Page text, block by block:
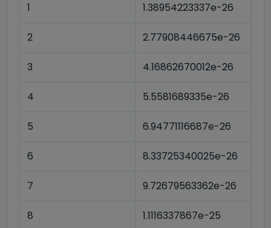
1 1.38954223337e-26
2 2.77908446675e-26
3 4.16862670012e-26
4 5.5581689335e-26
5 6.94771116687e-26
6 8.33725340025e-26
7 9.72679563362e-26
8 1.1116337867e-25